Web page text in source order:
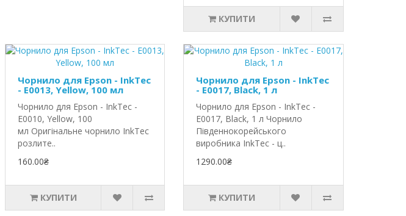
КУПИТИ
Чорнило для Epson - InkTec
- E0013, Yellow, 100 мл
Чорнило для Epson - InkTec -
E0010, Yellow, 100
мл Оригінальне чорнило InkTec
розлите..
160.00₴
КУПИТИ
Чорнило для Epson - InkTec
- E0017, Black, 1 л
Чорнило для Epson - InkTec -
E0017, Black, 1 л Чорнило
Південнокорейського
виробника InkTec - ц..
1290.00₴
КУПИТИ